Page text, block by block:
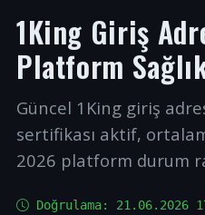
1King Giriş
Platform
Güncel 1King giriş
sertifikası aktif,
2026 platform durum
Doğrulama: 21.06.2026